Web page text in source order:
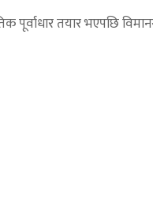
पूर्वाधार तयार भएपछि